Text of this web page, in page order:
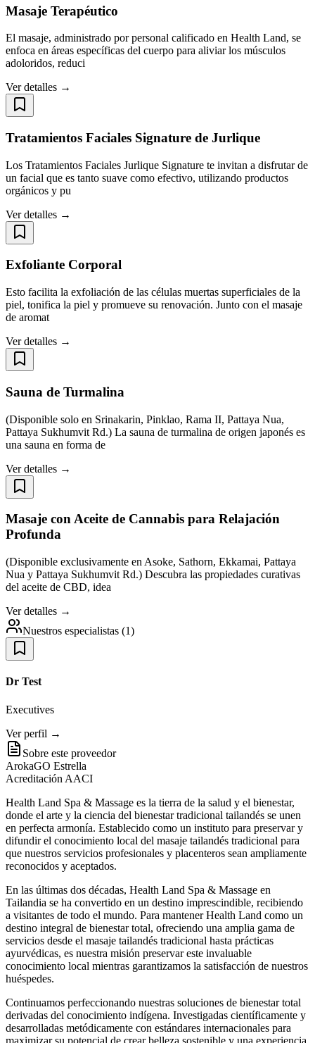
Masaje Terapéutico
El masaje, administrado por personal calificado en Health Land, se
enfoca en áreas específicas del cuerpo para aliviar los músculos
adoloridos, reduci
Ver detalles →
Tratamientos Faciales Signature de Jurlique
Los Tratamientos Faciales Jurlique Signature te invitan a disfrutar de
un facial que es tanto suave como efectivo, utilizando productos
orgánicos y pu
Ver detalles →
Exfoliante Corporal
Esto facilita la exfoliación de las células muertas superficiales de la
piel, tonifica la piel y promueve su renovación. Junto con el masaje
de aromat
Ver detalles →
Sauna de Turmalina
(Disponible solo en Srinakarin, Pinklao, Rama II, Pattaya Nua,
Pattaya Sukhumvit Rd.) La sauna de turmalina de origen japonés es
una sauna en forma de
Ver detalles →
Masaje con Aceite de Cannabis para Relajación
Profunda
(Disponible exclusivamente en Asoke, Sathorn, Ekkamai, Pattaya
Nua y Pattaya Sukhumvit Rd.) Descubra las propiedades curativas
del aceite de CBD, idea
Ver detalles →
Nuestros especialistas (1)
Dr Test
Executives
Ver perfil →
Sobre este proveedor
ArokaGO Estrella
Acreditación AACI
Health Land Spa & Massage es la tierra de la salud y el bienestar,
donde el arte y la ciencia del bienestar tradicional tailandés se unen
en perfecta armonía. Establecido como un instituto para preservar y
difundir el conocimiento local del masaje tailandés tradicional para
que nuestros servicios profesionales y placenteros sean ampliamente
reconocidos y aceptados.
En las últimas dos décadas, Health Land Spa & Massage en
Tailandia se ha convertido en un destino imprescindible, recibiendo
a visitantes de todo el mundo. Para mantener Health Land como un
destino integral de bienestar total, ofreciendo una amplia gama de
servicios desde el masaje tailandés tradicional hasta prácticas
ayurvédicas, es nuestra misión preservar este invaluable
conocimiento local mientras garantizamos la satisfacción de nuestros
huéspedes.
Continuamos perfeccionando nuestras soluciones de bienestar total
derivadas del conocimiento indígena. Investigadas científicamente y
desarrolladas metódicamente con estándares internacionales para
maximizar su potencial de crear belleza sostenible y una experiencia